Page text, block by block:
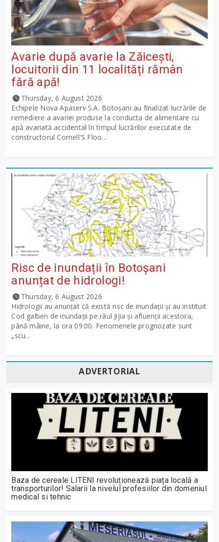
Avarie după avarie la Zăicești,
locuitorii din 11 localități rămân
fără apă!
Thursday, 6 August 2026
Echipele Nova Apaserv S.A. Botoșani au finalizat lucrările de
remediere a avariei produse la conducta de alimentare cu
apă avariată accidental în timpul lucrărilor executate de
constructorul Cornell'S Floo...
Risc de inundații în Botoșani
anunțat de hidrologi!
Thursday, 6 August 2026
Hidrologii au anunțat că există risc de inundații și au instituit
Cod galben de inundații pe râul Jijia și afluenții acestora,
până mâine, la ora 09:00. Fenomenele prognozate sunt
„scu...
ADVERTORIAL
Baza de cereale LITENI revoluționează piața locală a
transporturilor! Salarii la nivelul profesiilor din domeniul
medical si tehnic